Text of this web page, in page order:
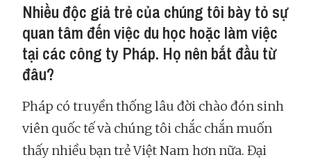
Nhiều độc giả trẻ của chúng tôi bày tỏ sự
quan tâm đến việc du học hoặc làm việc
tại các công ty Pháp. Họ nên bắt đầu từ
đâu?
Pháp có truyền thống lâu đời chào đón sinh
viên quốc tế và chúng tôi chắc chắn muốn
thấy nhiều bạn trẻ Việt Nam hơn nữa. Đại